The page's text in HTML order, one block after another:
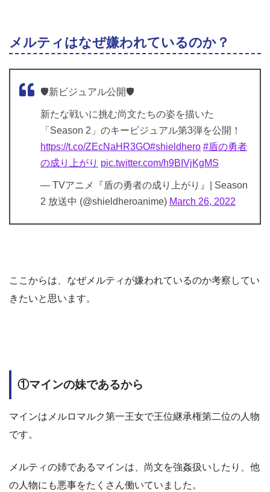
メルティはなぜ嫌われているのか？
🛡️新ビジュアル公開🛡️
新たな戦いに挑む尚文たちの姿を描いた
「Season 2」のキービジュアル第3弾を公開！
https://t.co/ZEcNaHR3GO#shieldhero #盾の勇者
の成り上がり pic.twitter.com/h9BIVjKgMS
— TVアニメ『盾の勇者の成り上がり』| Season
2 放送中 (@shieldheroanime) March 26, 2022
ここからは、なぜメルティが嫌われているのか考察してい
きたいと思います。
①マインの妹であるから
マインはメルロマルク第一王女で王位継承権第二位の人物
です。
メルティの姉であるマインは、尚文を強姦扱いしたり、他
の人物にも悪事をたくさん働いていました。